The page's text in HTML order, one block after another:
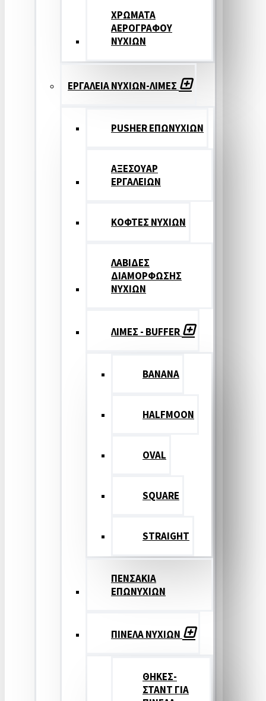
ΧΡΩΜΑΤΑ
ΑΕΡΟΓΡΑΦΟΥ
ΝΥΧΙΩΝ
ΕΡΓΑΛΕΙΑ ΝΥΧΙΩΝ-ΛΙΜΕΣ
PUSHER ΕΠΩΝΥΧΙΩΝ
ΑΞΕΣΟΥΑΡ
ΕΡΓΑΛΕΙΩΝ
ΚΟΦΤΕΣ ΝΥΧΙΩΝ
ΛΑΒΙΔΕΣ
ΔΙΑΜΟΡΦΩΣΗΣ
ΝΥΧΙΩΝ
ΛΙΜΕΣ - BUFFER
BANANA
HALFMOON
OVAL
SQUARE
STRAIGHT
ΠΕΝΣΑΚΙΑ
ΕΠΩΝΥΧΙΩΝ
ΠΙΝΕΛΑ ΝΥΧΙΩΝ
ΘΗΚΕΣ-
ΣΤΑΝΤ ΓΙΑ